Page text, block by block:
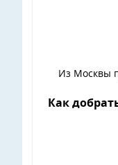
Из Москвы
Как